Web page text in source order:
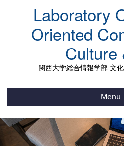
Laboratory
Oriented
Culture
関西大学総合情報学部 文
Menu